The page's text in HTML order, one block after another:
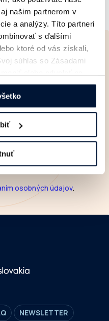
našim partnerom v
a analýzy. Títo partneri
s ďalšími
ktoré od vás získali,
súhlas so Zásadami
zo
reklamy
osobných údajov.
NEWSLETTER